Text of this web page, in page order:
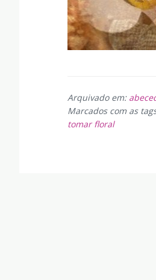
Arquivado em:
Marcados com as
tomar floral